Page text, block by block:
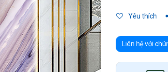
Yêu thích
Liên hệ với